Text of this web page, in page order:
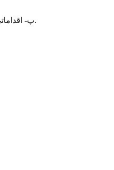
پ- اقداماتی را که در سالهای ۱۴۰۰ تا ۱۴۰۲ لازم است انجام دهم تا از وضع موجود به وضع مطلوب برسم مفصلا شرح می دهم و خود را متعهد به انجام آنها در سال های یاد شده می دانم.